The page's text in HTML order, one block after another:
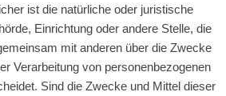
ist die natürliche oder juristische
Einrichtung oder andere Stelle, die
mit anderen über die Zwecke
Verarbeitung von personenbezogenen
Sind die Zwecke und Mittel dieser